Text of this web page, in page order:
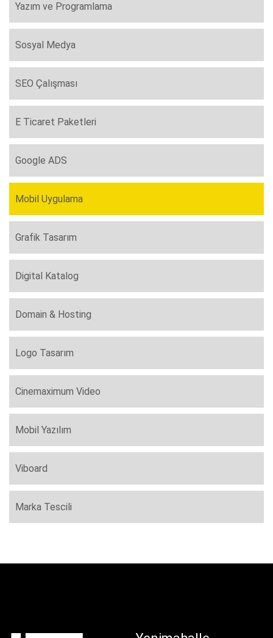
Yazım ve Programlama
Sosyal Medya
SEO Çalışması
E Ticaret Paketleri
Google ADS
Mobil Uygulama
Grafik Tasarım
Digital Katalog
Domain & Hosting
Logo Tasarım
Cinemaximum Video
Mobil Yazılım
Viboard
Marka Tescili